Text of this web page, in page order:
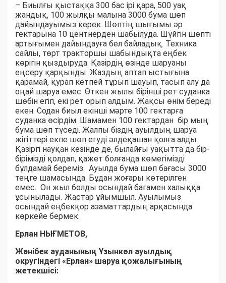
– Биылғы қыстаққа 300 бас ірі қара, 500 уақ
жандық, 100 жылқы малына 3000 бума шөп
дайындауымыз керек. Шөптің шығымы әр
гектарына 10 центнерден шабылуда. Шүйгін шөпті
артығымен дайындауға бел байладық. Техника
сайлы, төрт тракторшы шабындықта еңбек
көрігін қыздыруда. Қазірдің өзінде шаруаны
еңсеру қарқынды. Жаздың аптап ыстығына
қарамай, қурап кетпей тұрып шауып, тасып алу да
оңай шаруа емес. Өткен жылы бірінші рет суданка
шөбін егіп, екі рет орып алдым. Жақсы өнім береді
екен. Содан биыл екінші мәрте 100 гектарға
суданка өсірдім. Шамамен 100 гектардан бір мың
бума шөп түседі. Жалпы біздің ауылдың шаруа
жігіттері екпе шөп егуді әлдеқашан қолға алды.
Қазіргі науқан кезінде де, былайғы уақытта да бір-
бірімізді қолдап, қажет болғанда көмегімізді
бұлдамай береміз. Ауылда бума шөп бағасы 3000
теңге шамасында. Бұдан жоғары көтерілген
емес. Он жыл болды осындай бағамен халыққа
ұсынылады. Жастар ұйымшыл. Ауылымыз
осындай еңбекқор азаматтардың арқасында
көркейе бермек.
Ерлан НЫҒМЕТОВ,
Жәнібек ауданының Ұзынкөл ауылдық
округіндегі «Ерлан» шаруа қожалығының
жетекшісі: